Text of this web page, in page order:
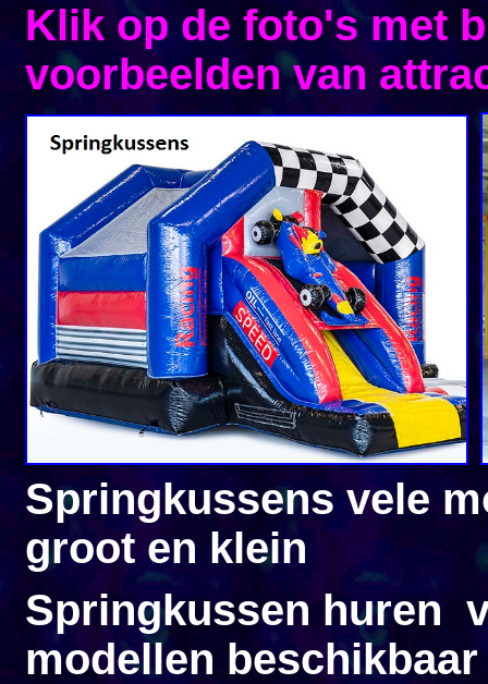
Klik op de foto's met
voorbeelden van
Springkussens vele
groot
Springkussen huren
modellen beschikbaar